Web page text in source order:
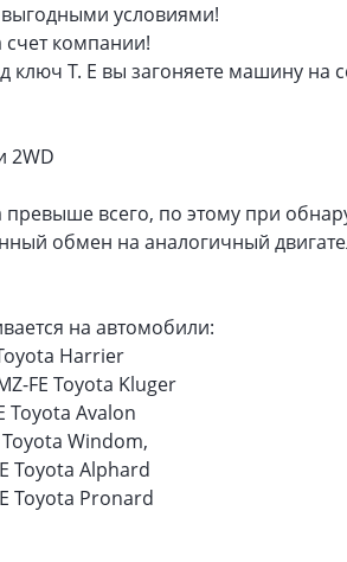
условиями!
счет компании!
ключ Т. Е вы загоняете машину на
2WD
превыше всего, по этому при
обмен на аналогичный
на автомобили:
Harrier
FE Toyota Kluger
Toyota Avalon
Toyota Windom,
Toyota Alphard
Toyota Pronard